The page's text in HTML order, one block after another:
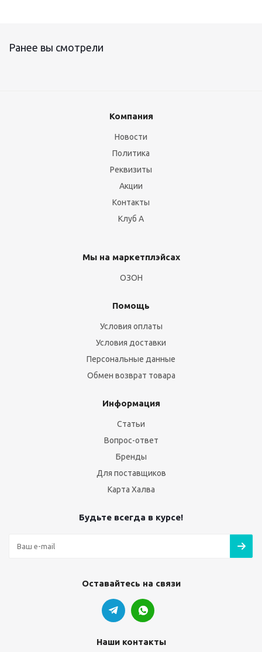
Ранее вы смотрели
Компания
Новости
Политика
Реквизиты
Акции
Контакты
Клуб А
Мы на маркетплэйсах
ОЗОН
Помощь
Условия оплаты
Условия доставки
Персональные данные
Обмен возврат товара
Информация
Статьи
Вопрос-ответ
Бренды
Для поставщиков
Карта Халва
Будьте всегда в курсе!
Оставайтесь на связи
Наши контакты